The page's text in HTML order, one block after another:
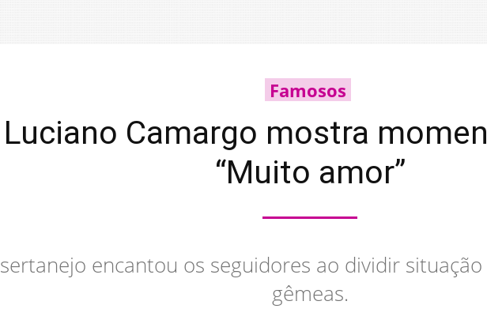
Famosos
Camargo mostra
“Muito amor”
encantou os seguidores ao dividir
gêmeas.